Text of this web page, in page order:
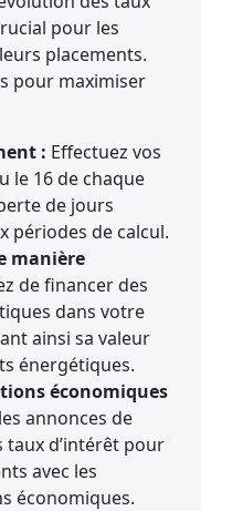
pour les
placements.
pour maximiser
: Effectuez vos
le 16 de chaque
de jours
périodes de calcul.
manière
de financer des
dans votre
ainsi sa valeur
énergétiques.
économiques
annonces de
taux d’intérêt pour
avec les
économiques.